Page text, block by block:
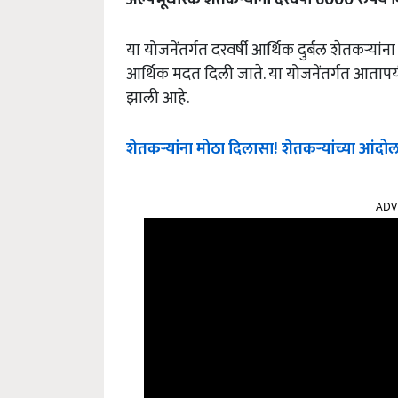
या योजनेंतर्गत दरवर्षी आर्थिक दुर्बल
आर्थिक मदत दिली जाते. या योजनेंतर्गत
झाली आहे.
शेतकऱ्यांना मोठा दिलासा! शेतकऱ्यांच्या